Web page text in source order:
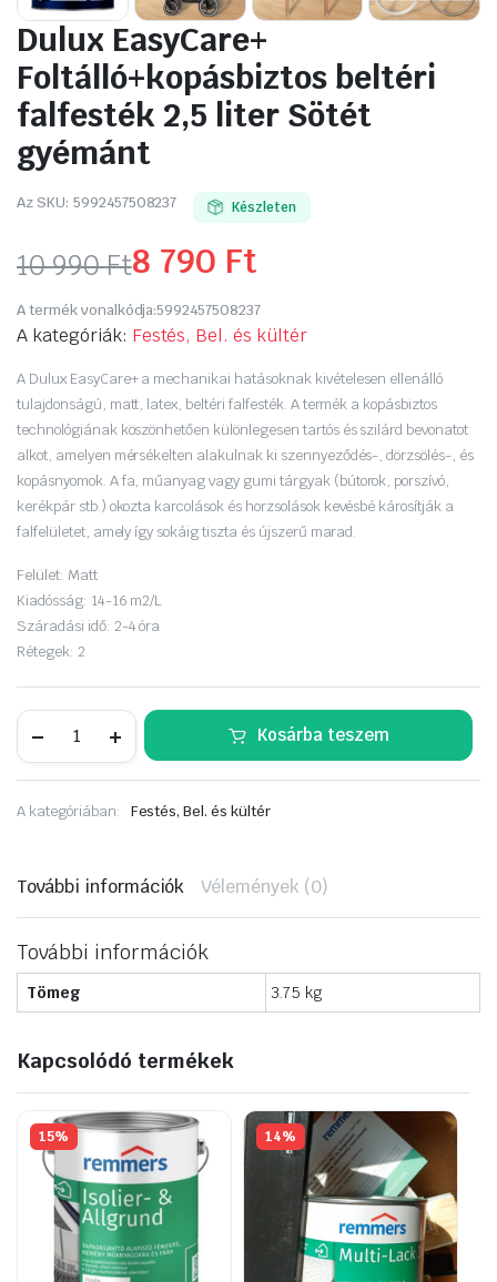
Dulux EasyCare+
Foltálló+kopásbiztos beltéri
falfesték 2,5 liter Sötét
gyémánt
Az SKU: 5992457508237 Készleten
10 990Ft
Original
price
was:
10
990 Ft.
8 790 Ft
Current
price
is:
8
790 Ft.
A termék vonalkódja:5992457508237
A kategóriák: Festés, Bel. és kültér
A Dulux EasyCare+ a mechanikai hatásoknak kivételesen ellenálló
tulajdonságú, matt, latex, beltéri falfesték. A termék a kopásbiztos
technológiának köszönhetően különlegesen tartós és szilárd bevonatot
alkot, amelyen mérsékelten alakulnak ki szennyeződés-, dörzsölés-, és
kopásnyomok. A fa, műanyag vagy gumi tárgyak (bútorok, porszívó,
kerékpár stb.) okozta karcolások és horzsolások kevésbé károsítják a
falfelületet, amely így sokáig tiszta és újszerű marad.
Felület: Matt
Kiadósság: 14-16 m2/L
Száradási idő: 2-4 óra
Rétegek: 2
EasyCare+
Foltálló+kopásbiztos
beltéri
2,5
mennyiség
Kosárba teszem
A kategóriában: Festés, Bel. és kültér
További információk Vélemények (0)
További információk
Tömeg 3.75 kg
Kapcsolódó termékek
15% 14%